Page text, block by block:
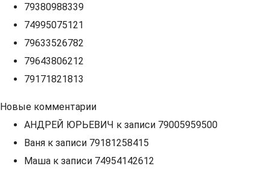
79380988339
74995075121
79633526782
79643806212
79171821813
Новые комментарии
АНДРЕЙ ЮРЬЕВИЧ к записи 79005959500
Ваня к записи 79181258415
Маша к записи 74954142612